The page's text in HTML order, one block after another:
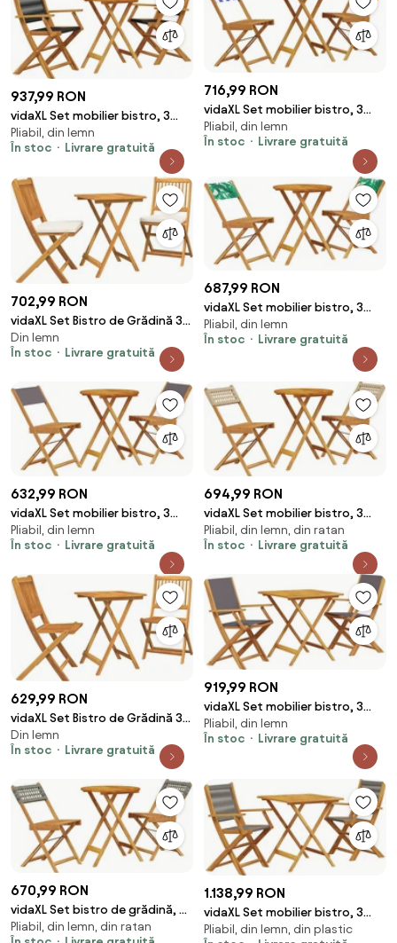
937,99 RON
vidaXL Set mobilier bistro, 3
piese, negru, polipropilenă
lemn masiv
Pliabil, din lemn
În stoc
Livrare gratuită
716,99 RON
vidaXL Set mobilier bistro, 3
piese, textil albastru alb/lemn
masiv
Pliabil, din lemn
În stoc
Livrare gratuită
702,99 RON
vidaXL Set Bistro de Grădină 3
pcs Maro Lemn Solid de Acacia
Din lemn
În stoc
Livrare gratuită
687,99 RON
vidaXL Set mobilier bistro, 3
piese, textil model frunze/lemn
masiv
Pliabil, din lemn
În stoc
Livrare gratuită
632,99 RON
vidaXL Set mobilier bistro, 3
piese, textil antracit/lemn
masiv
Pliabil, din lemn
În stoc
Livrare gratuită
694,99 RON
vidaXL Set mobilier bistro, 3
piese, poliratan bej/lemn masiv
Pliabil, din lemn, din ratan
În stoc
Livrare gratuită
629,99 RON
vidaXL Set Bistro de Grădină 3
pcs Maro Lemn Solid de Acacia
Din lemn
În stoc
Livrare gratuită
919,99 RON
vidaXL Set mobilier bistro, 3
piese, textil antracit/lemn
masiv
Pliabil, din lemn
În stoc
Livrare gratuită
670,99 RON
vidaXL Set bistro de grădină, 3
piese, gri, poliratan și lemn
Pliabil, din lemn, din ratan
1.138,99 RON
vidaXL Set mobilier bistro, 3
piese, gri, polipropilenă și lemn
Pliabil, din lemn, din plastic